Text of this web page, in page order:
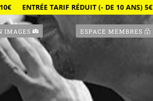
ENTRÉE TARIF RÉDUIT (- DE 10 ANS) 5€
IMAGES ESPACE MEMBRES